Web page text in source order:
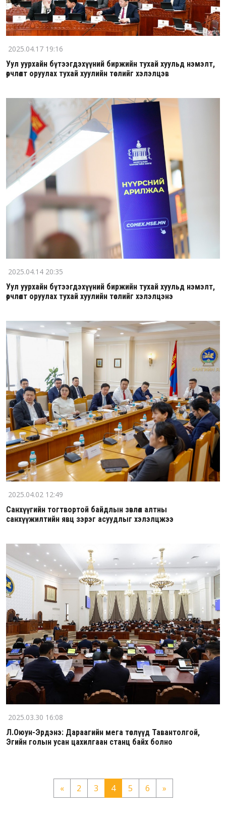
2025.04.17 19:16
Уул уурхайн бүтээгдэхүүний биржийн тухай хуульд нэмэлт,
өөрчлөлт оруулах тухай хуулийн төслийг хэлэлцэв
2025.04.14 20:35
Уул уурхайн бүтээгдэхүүний биржийн тухай хуульд нэмэлт,
өөрчлөлт оруулах тухай хуулийн төслийг хэлэлцэнэ
2025.04.02 12:49
Санхүүгийн тогтвортой байдлын зөвлөл алтны
санхүүжилтийн явц зэрэг асуудлыг хэлэлцжээ
2025.03.30 16:08
Л.Оюун-Эрдэнэ: Дараагийн мега төслүүд Тавантолгой,
Эгийн голын усан цахилгаан станц байх болно
« 2 3 4 5 6 »